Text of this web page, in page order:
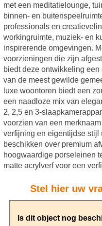
met een meditatielounge,
binnen- en
professionals en
workingruimte, muziek- en
inspirerende omgevingen.
voorzieningen die zijn
biedt deze ontwikkeling
van de meest gewilde
luxe woontoren biedt een
een naadloze mix van
2, 2,5 en 3-
voorzien van een
verfijning en eigentijdse stijl
beschikken over premium
hoogwaardige porseleinen
matte acrylverf voor een
Stel hier uw